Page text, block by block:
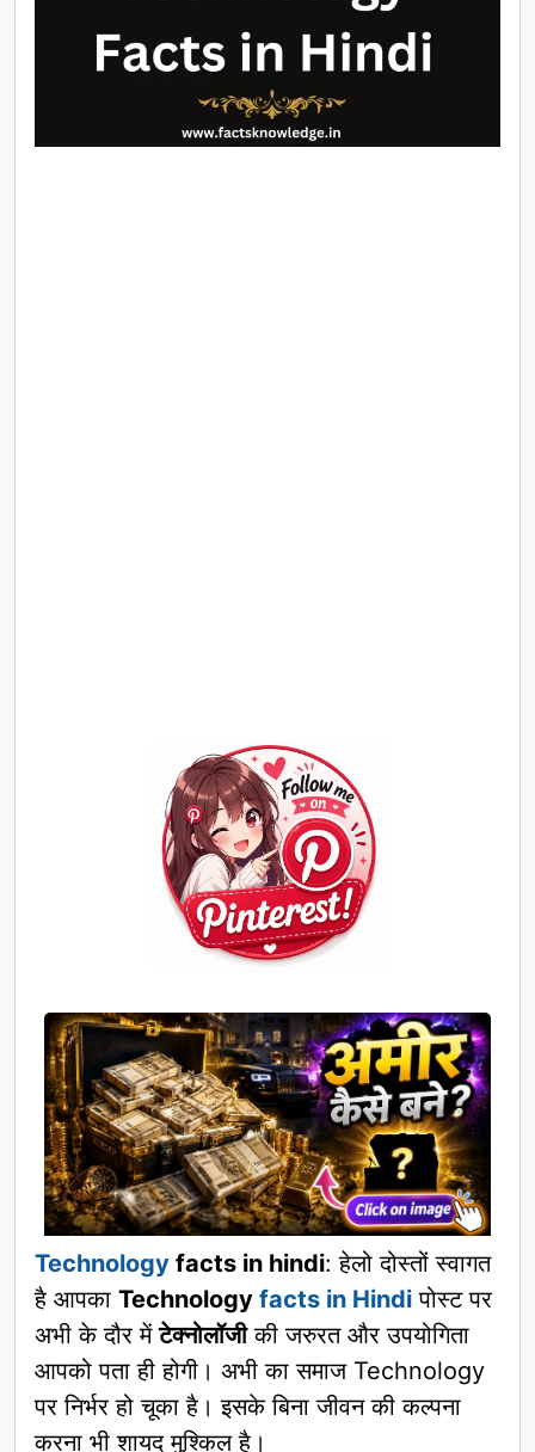
Technology facts in hindi: हेलो दोस्तों स्वागत
है आपका Technology facts in Hindi पोस्ट पर
अभी के दौर मेंटेक्नोलॉजीकी जरुरत और उपयोगिता
आपको पता ही होगी। अभी का समाज Technology
पर निर्भर हो चूका है। इसके बिना जीवन की कल्पना
करना भी शायद मुश्किल है।